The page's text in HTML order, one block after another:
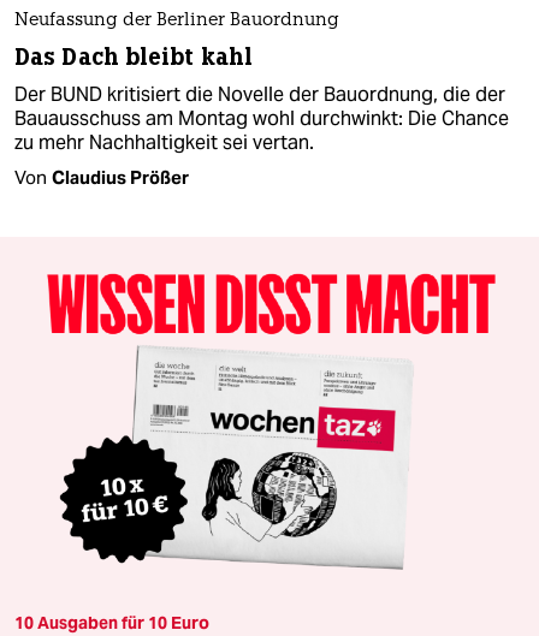
Neufassung der Berliner Bauordnung
Das Dach bleibt kahl
Der BUND kritisiert die Novelle der Bauordnung, die der
Bauausschuss am Montag wohl durchwinkt: Die Chance
zu mehr Nachhaltigkeit sei vertan.
Von Claudius Prößer
10 Ausgaben für 10 Euro